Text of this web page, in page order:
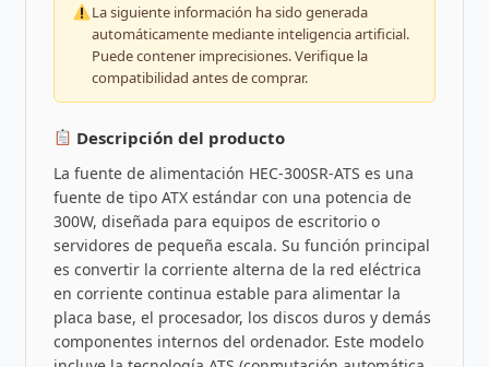
La siguiente información ha sido generada
automáticamente mediante inteligencia artificial.
Puede contener imprecisiones. Verifique la
compatibilidad antes de comprar.
Descripción del producto
La fuente de alimentación HEC-300SR-ATS es una
fuente de tipo ATX estándar con una potencia de
300W, diseñada para equipos de escritorio o
servidores de pequeña escala. Su función principal
es convertir la corriente alterna de la red eléctrica
en corriente continua estable para alimentar la
placa base, el procesador, los discos duros y demás
componentes internos del ordenador. Este modelo